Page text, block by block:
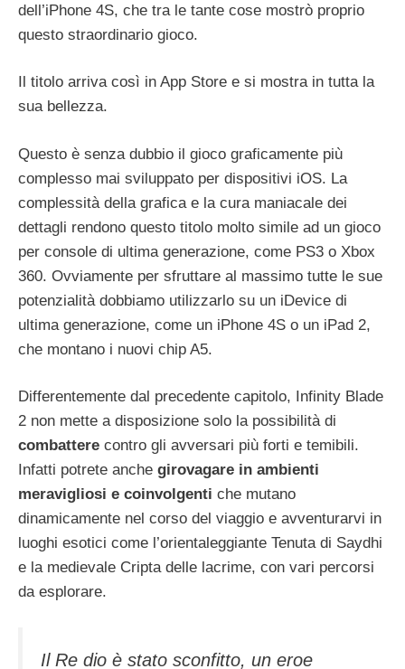
dell’iPhone 4S, che tra le tante cose mostrò proprio
questo straordinario gioco.
Il titolo arriva così in App Store e si mostra in tutta la
sua bellezza.
Questo è senza dubbio il gioco graficamente più
complesso mai sviluppato per dispositivi iOS. La
complessità della grafica e la cura maniacale dei
dettagli rendono questo titolo molto simile ad un gioco
per console di ultima generazione, come PS3 o Xbox
360. Ovviamente per sfruttare al massimo tutte le sue
potenzialità dobbiamo utilizzarlo su un iDevice di
ultima generazione, come un iPhone 4S o un iPad 2,
che montano i nuovi chip A5.
Differentemente dal precedente capitolo, Infinity Blade
2 non mette a disposizione solo la possibilità di
combattere contro gli avversari più forti e temibili.
Infatti potrete anche girovagare in ambienti
meravigliosi e coinvolgenti che mutano
dinamicamente nel corso del viaggio e avventurarvi in
luoghi esotici come l’orientaleggiante Tenuta di Saydhi
e la medievale Cripta delle lacrime, con vari percorsi
da esplorare.
Il Re dio è stato sconfitto, un eroe